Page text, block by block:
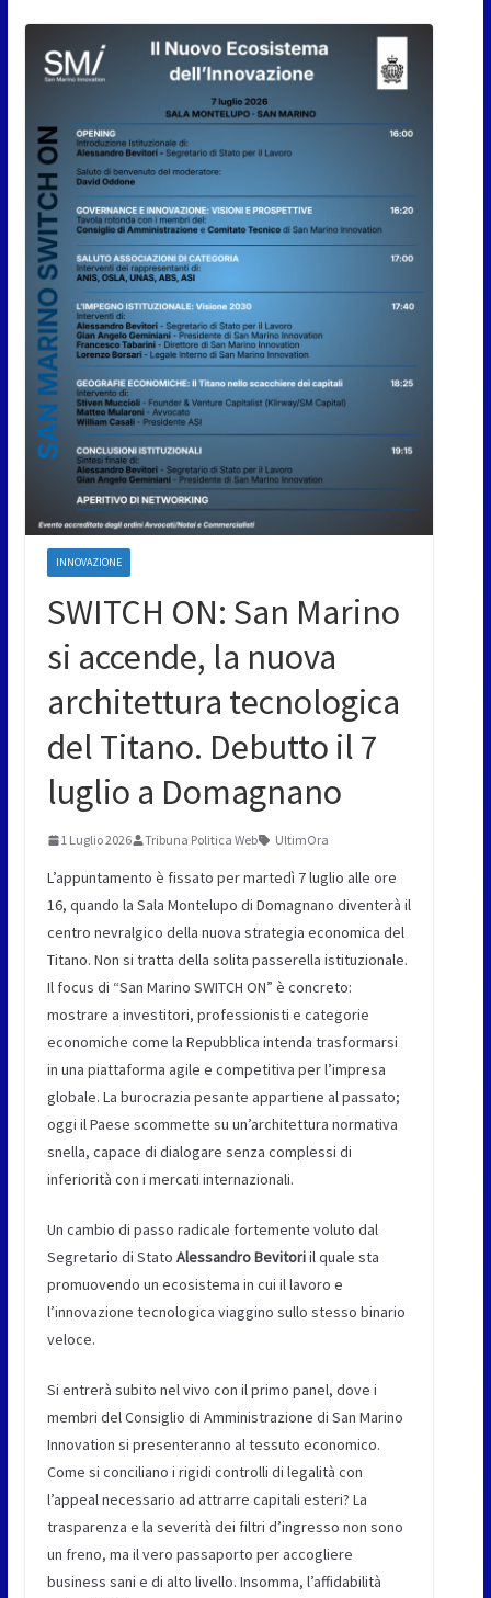
INNOVAZIONE
SWITCH ON: San Marino
si accende, la nuova
architettura tecnologica
del Titano. Debutto il 7
luglio a Domagnano
1 Luglio 2026 Tribuna Politica Web UltimOra
L’appuntamento è fissato per martedì 7 luglio alle ore
16, quando la Sala Montelupo di Domagnano diventerà il
centro nevralgico della nuova strategia economica del
Titano. Non si tratta della solita passerella istituzionale.
Il focus di “San Marino SWITCH ON” è concreto:
mostrare a investitori, professionisti e categorie
economiche come la Repubblica intenda trasformarsi
in una piattaforma agile e competitiva per l’impresa
globale. La burocrazia pesante appartiene al passato;
oggi il Paese scommette su un’architettura normativa
snella, capace di dialogare senza complessi di
inferiorità con i mercati internazionali.
Un cambio di passo radicale fortemente voluto dal
Segretario di Stato Alessandro Bevitoriil quale sta
promuovendo un ecosistema in cui il lavoro e
l’innovazione tecnologica viaggino sullo stesso binario
veloce.
Si entrerà subito nel vivo con il primo panel, dove i
membri del Consiglio di Amministrazione di San Marino
Innovation si presenteranno al tessuto economico.
Come si conciliano i rigidi controlli di legalità con
l’appeal necessario ad attrarre capitali esteri? La
trasparenza e la severità dei filtri d’ingresso non sono
un freno, ma il vero passaporto per accogliere
business sani e di alto livello. Insomma, l’affidabilità